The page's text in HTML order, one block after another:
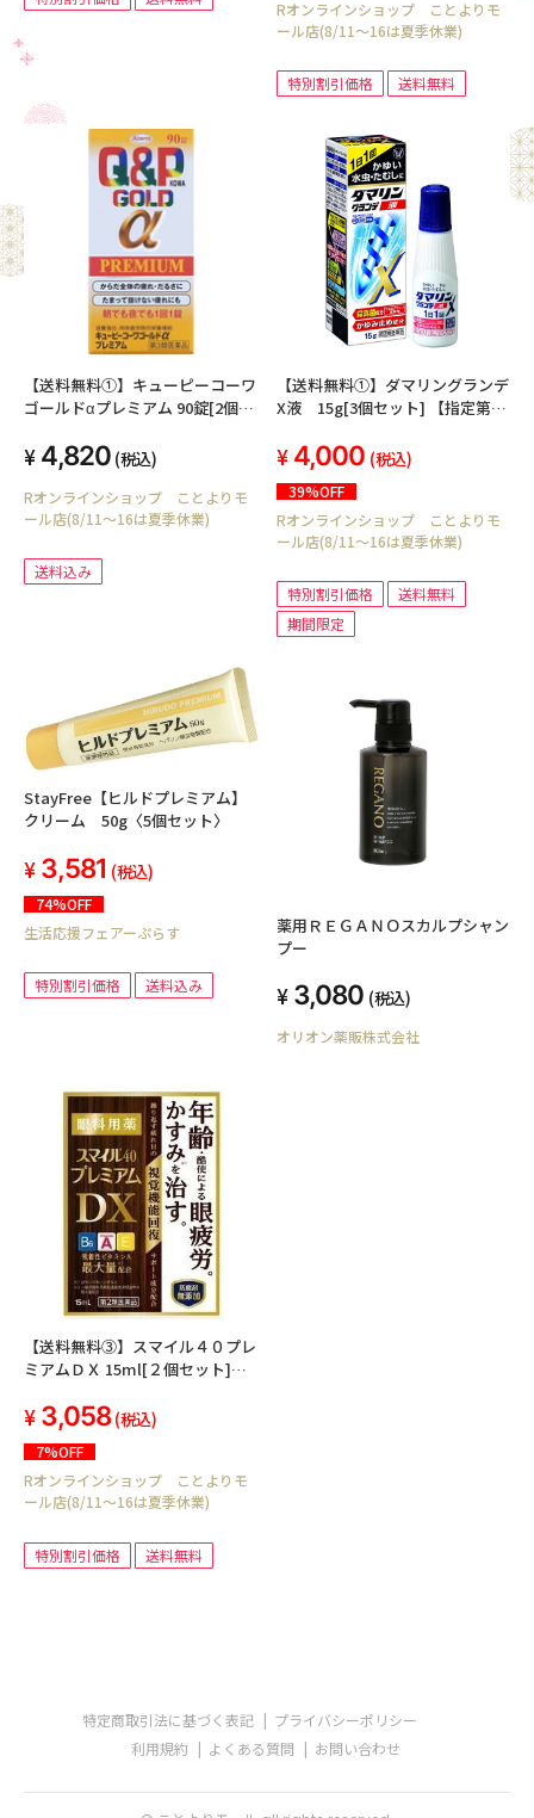
Rオンラインショップ ことよりモ
ール店(8/11～16は夏季休業)
特別割引価格 送料無料
【送料無料①】キューピーコーワ
ゴールドαプレミアム 90錠[2個セ
4,820 (税込)
Rオンラインショップ ことよりモ
ール店(8/11～16は夏季休業)
送料込み
【送料無料①】ダマリングランデ
X液 15g[3個セット] 【指定第2
4,000 (税込)
39%OFF
Rオンラインショップ ことよりモ
ール店(8/11～16は夏季休業)
特別割引価格
送料無料
期間限定
StayFree【ヒルドプレミアム】
クリーム 50g〈5個セット〉
3,581 (税込)
74%OFF
生活応援フェアーぷらす
特別割引価格 送料込み
薬用ＲＥＧＡＮＯスカルプシャン
プー
3,080 (税込)
オリオン薬販株式会社
【送料無料③】スマイル４０プレ
ミアムＤＸ 15ml[２個セット]
3,058 (税込)
7%OFF
Rオンラインショップ ことよりモ
ール店(8/11～16は夏季休業)
特別割引価格 送料無料
特定商取引法に基づく表記
プライバシーポリシー
利用規約
よくある質問 お問い合わせ